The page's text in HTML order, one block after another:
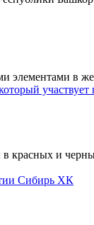
Сибирь ХК